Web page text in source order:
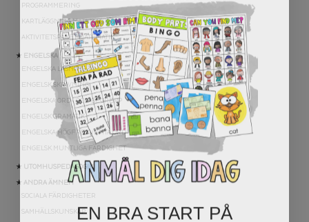
PROGRAMMERING
KARTLÄGGNING MATEMATIK
AKTIVITETSPAKET MATEMATIK
★ ENGELSKA
ENGELSKA LÄSNING
ENGELSK SKRIVNING
ENGELSKA ORD- OCH BEGREPP
ENGELSK GRAMATIK
ENGELSKA HÖGFREKVENTA ORD
ENGELSK MUNTLIGA FÄRDIGHET
★ UTOMHUSPEDAGOGIK
★ ANDRA ÄMNEN
SOCIALA FÄRDIGHETER
SAMHÄLLSKUNSKAPEN BRA START PÅ